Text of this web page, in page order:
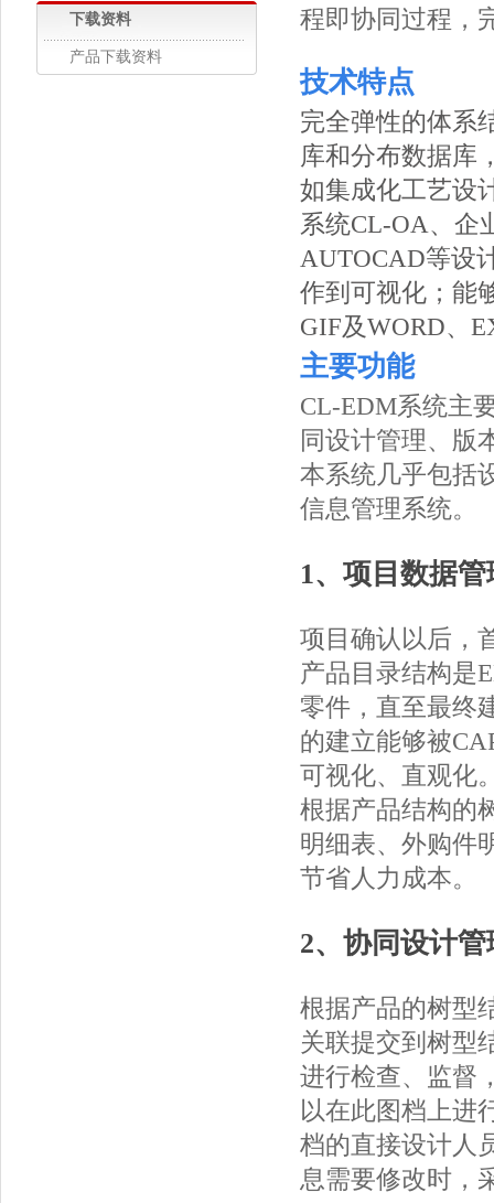
下载资料
产品下载资料
程即协同过程，
技术特点
完全弹性的体系
库和分布数据库
如集成化工艺设
系统CL-OA、企
AUTOCAD等设
作到可视化；能
GIF及WORD、
主要功能
CL-EDM系统主
同设计管理、版
本系统几乎包括
信息管理系统。
1、项目数据管
项目确认以后，
产品目录结构是
零件，直至最终
的建立能够被
可视化、直观化
根据产品结构的
明细表、外购件
节省人力成本。
2、协同设计管
根据产品的树型
关联提交到树型
进行检查、监督
以在此图档上进
档的直接设计人
息需要修改时，